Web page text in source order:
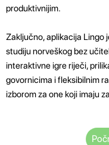
produktivnijim.
Zaključno, aplikacija Lingo
studiju norveškog bez
interaktivne igre riječi,
govornicima i fleksibilnim
izborom za one koji imaju